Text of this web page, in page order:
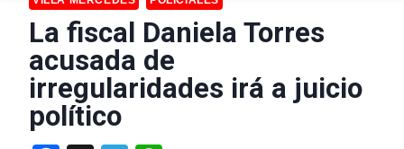
La fiscal Daniela Torres
acusada de
irregularidades irá a juicio
político